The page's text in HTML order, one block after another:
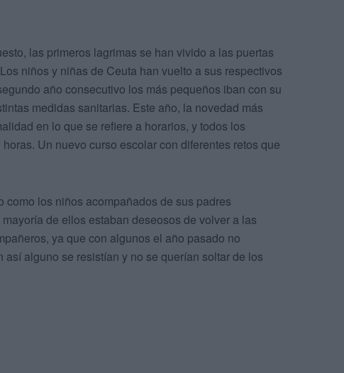
las primeros lagrimas se han vivido a las puertas
niños y niñas de Ceuta han vuelto a sus respectivos
año consecutivo los más pequeños iban con su
medidas sanitarias. Este año, la novedad más
en lo que se refiere a horarios, y todos los
Un nuevo curso escolar con diferentes retos que
como los niños acompañados de sus padres
de ellos estaban deseosos de volver a las
ya que con algunos el año pasado no
alguno se resistían y no se querían soltar de los